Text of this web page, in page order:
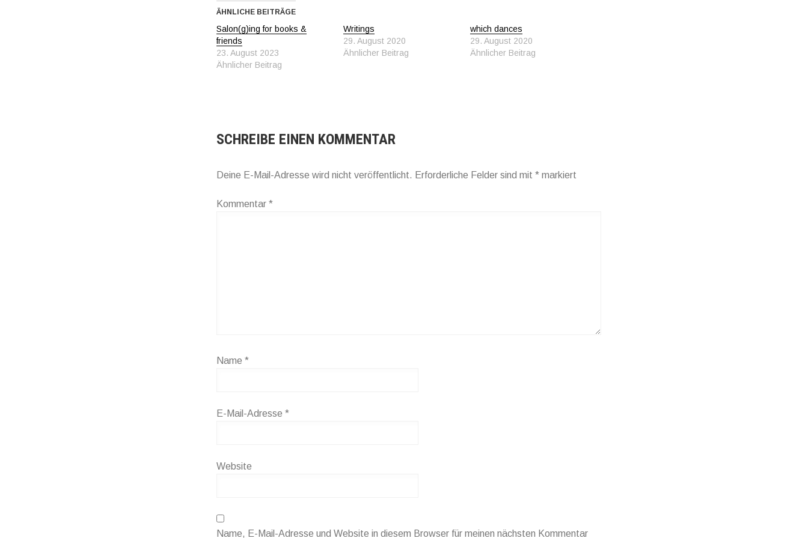
ÄHNLICHE BEITRÄGE
Salon(g)ing for books &
friends
23. August 2023
Ähnlicher Beitrag
Writings
29. August 2020
Ähnlicher Beitrag
which dances
29. August 2020
Ähnlicher Beitrag
SCHREIBE EINEN KOMMENTAR
Deine E-Mail-Adresse wird nicht veröffentlicht. Erforderliche Felder sind mit * markiert
Kommentar *
Name *
E-Mail-Adresse *
Website
Name, E-Mail-Adresse und Website in diesem Browser für meinen nächsten Kommentar